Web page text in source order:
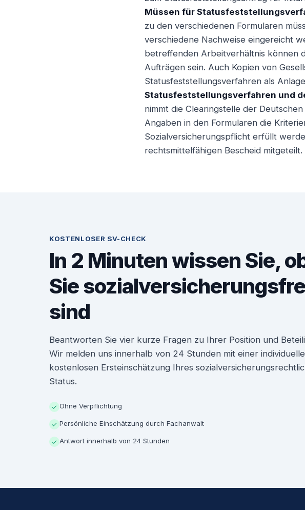
Müssen für
zu den verschiedenen Formularen
verschiedene Nachweise eingereicht
betreffenden Arbeitverhältnis können
Aufträgen sein. Auch Kopien von
Statusfeststellungsverfahren als
Statusfeststellungsverfahren und
nimmt die Clearingstelle der
Angaben in den Formularen die
Sozialversicherungspflicht erfüllt
rechtsmittelfähigen Bescheid mitgeteilt.
KOSTENLOSER SV-CHECK
In 2 Minuten wissen Sie,
Sie
sind
Beantworten Sie vier kurze Fragen zu Ihrer Position und
Wir melden uns innerhalb von 24 Stunden mit einer
kostenlosen Ersteinschätzung Ihres
Status.
✓ Ohne Verpflichtung
✓ Persönliche Einschätzung durch Fachanwalt
✓ Antwort innerhalb von 24 Stunden